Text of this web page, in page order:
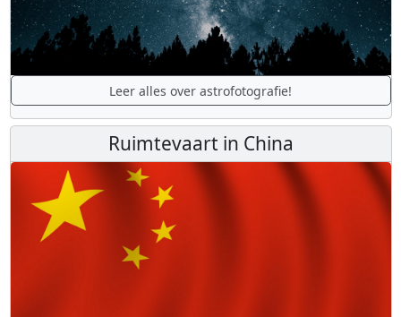
Leer alles over astrofotografie!
Ruimtevaart in China